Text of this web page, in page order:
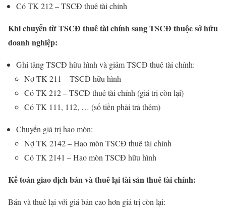
Có TK 212 – TSCĐ thuê tài chính
Khi chuyển từ TSCĐ thuê tài chính sang TSCĐ thuộc sở hữu
doanh nghiệp:
Ghi tăng TSCĐ hữu hình và giảm TSCĐ thuê tài chính:
Nợ TK 211 – TSCĐ hữu hình
Có TK 212 – TSCĐ thuê tài chính (giá trị còn lại)
Có TK 111, 112, … (số tiền phải trả thêm)
Chuyển giá trị hao mòn:
Nợ TK 2142 – Hao mòn TSCĐ thuê tài chính
Có TK 2141 – Hao mòn TSCĐ hữu hình
Kế toán giao dịch bán và thuê lại tài sản thuê tài chính:
Bán và thuê lại với giá bán cao hơn giá trị còn lại: